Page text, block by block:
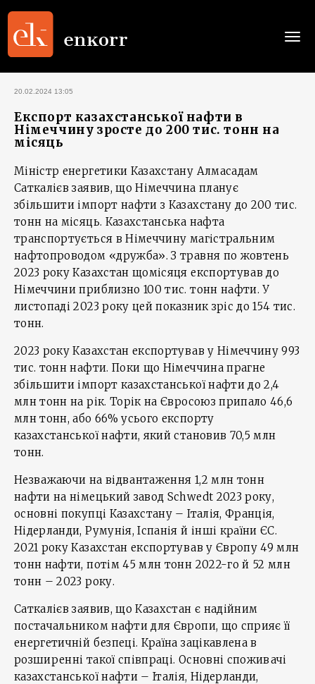
20.02.2024 13:05
Експорт казахстанської нафти в
Німеччину зросте до 200 тис. тонн на
місяць
Міністр енергетики Казахстану Алмасадам
Саткалієв заявив, що Німеччина планує
збільшити імпорт нафти з Казахстану до 200 тис.
тонн на місяць. Казахстанська нафта
транспортується в Німеччину магістральним
нафтопроводом «дружба». З травня по жовтень
2023 року Казахстан щомісяця експортував до
Німеччини приблизно 100 тис. тонн нафти. У
листопаді 2023 року цей показник зріс до 154 тис.
тонн.
2023 року Казахстан експортував у Німеччину 993
тис. тонн нафти. Поки що Німеччина прагне
збільшити імпорт казахстанської нафти до 2,4
млн тонн на рік. Торік на Євросоюз припало 46,6
млн тонн, або 66% усього експорту
казахстанської нафти, який становив 70,5 млн
тонн.
Незважаючи на відвантаження 1,2 млн тонн
нафти на німецький завод Schwedt 2023 року,
основні покупці Казахстану – Італія, Франція,
Нідерланди, Румунія, Іспанія й інші країни ЄС.
2021 року Казахстан експортував у Європу 49 млн
тонн нафти, потім 45 млн тонн 2022-го й 52 млн
тонн – 2023 року.
Саткалієв заявив, що Казахстан є надійним
постачальником нафти для Європи, що сприяє її
енергетичній безпеці. Країна зацікавлена в
розширенні такої співпраці. Основні споживачі
казахстанської нафти – Італія, Нідерланди,